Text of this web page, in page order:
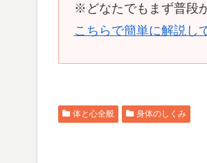
※どなたでもまず普段
こちらで簡単に解説し
体と心全般 身体のしくみ